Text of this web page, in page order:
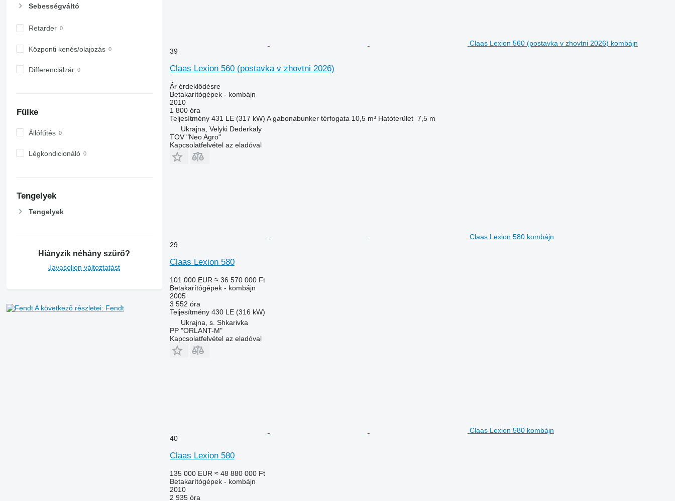
Sebességváltó
Retarder
Központi kenés/olajozás
Differenciálzár
Fülke
Állófűtés
Légkondicionáló
Tengelyek
Tengelyek
Hiányzik néhány szűrő?
Javasoljon változtatást
A következő részletei: Fendt
Claas Lexion 560 (postavka v zhovtni 2026) kombájn
39
Claas Lexion 560 (postavka v zhovtni 2026)
Ár érdeklődésre
Betakarítógépek - kombájn
2010
1 800 óra
Teljesítmény 431 LE (317 kW) A gabonabunker térfogata 10,5 m³ Hatóterület 7,5 m
Ukrajna, Velyki Dederkaly
TOV "Neo Agro"
Kapcsolatfelvétel az eladóval
Claas Lexion 580 kombájn
29
Claas Lexion 580
101 000 EUR ≈ 36 570 000 Ft
Betakarítógépek - kombájn
2005
3 552 óra
Teljesítmény 430 LE (316 kW)
Ukrajna, s. Shkarivka
PP "ORLANT-M"
Kapcsolatfelvétel az eladóval
Claas Lexion 580 kombájn
40
Claas Lexion 580
135 000 EUR ≈ 48 880 000 Ft
Betakarítógépek - kombájn
2010
2 935 óra